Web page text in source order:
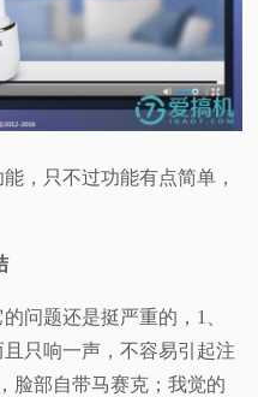
，只不过功能有点简单，
问题还是挺严重的，1、
只响一声，不容易引起注
脸部自带马赛克；我觉的